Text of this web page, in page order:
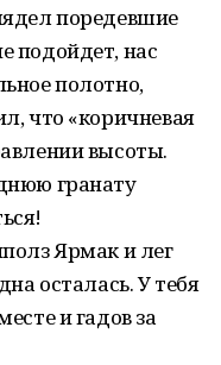
поредевшие
подойдет, нас
полотно,
что «коричневая
высоты.
гранату
Ярмак и лег
осталась. У тебя
и гадов за